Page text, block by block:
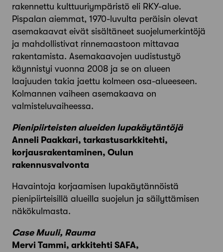
rakennettu kulttuuriympäristö eli RKY-alue.
Pispalan aiemmat, 1970-luvulta peräisin olevat
asemakaavat eivät sisältäneet suojelumerkintöjä
ja mahdollistivat rinnemaastoon mittavaa
rakentamista. Asemakaavojen uudistustyö
käynnistyi vuonna 2008 ja se on alueen
laajuuden takia jaettu kolmeen osa-alueeseen.
Kolmannen vaiheen asemakaava on
valmisteluvaiheessa.
Pienipiirteisten alueiden lupakäytäntöjä
Anneli Paakkari, tarkastusarkkitehti,
korjausrakentaminen, Oulun
rakennusvalvonta
Havaintoja korjaamisen lupakäytännöistä
pienipiirteisillä alueilla suojelun ja säilyttämisen
näkökulmasta.
Case Muuli, Rauma
Mervi Tammi, arkkitehti SAFA,